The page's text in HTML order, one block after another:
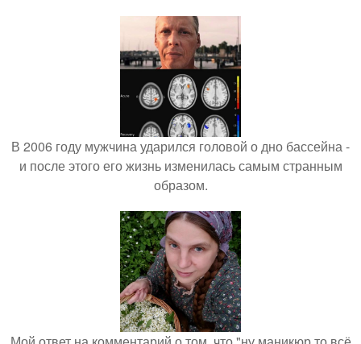
В 2006 году мужчина ударился головой о дно бассейна -
и после этого его жизнь изменилась самым странным
образом.